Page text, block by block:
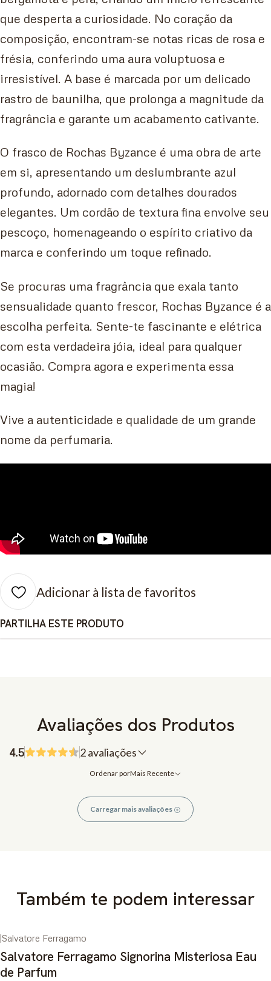
que desperta a curiosidade. No coração da
composição, encontram-se notas ricas de rosa e
frésia, conferindo uma aura voluptuosa e
irresistível. A base é marcada por um delicado
rastro de baunilha, que prolonga a magnitude da
fragrância e garante um acabamento cativante.
O frasco de Rochas Byzance é uma obra de arte
em si, apresentando um deslumbrante azul
profundo, adornado com detalhes dourados
elegantes. Um cordão de textura fina envolve seu
pescoço, homenageando o espírito criativo da
marca e conferindo um toque refinado.
Se procuras uma fragrância que exala tanto
sensualidade quanto frescor, Rochas Byzance é a
escolha perfeita. Sente-te fascinante e elétrica
com esta verdadeira jóia, ideal para qualquer
ocasião. Compra agora e experimenta essa
magia!
Vive a autenticidade e qualidade de um grande
nome da perfumaria.
Adicionar à lista de favoritos
PARTILHA ESTE PRODUTO
Avaliações dos Produtos
4.5 2 avaliações
Ordenar porMais Recente
Carregar mais avaliações
Também te podem interessar
|Salvatore Ferragamo
Salvatore Ferragamo Signorina Misteriosa Eau
de Parfum